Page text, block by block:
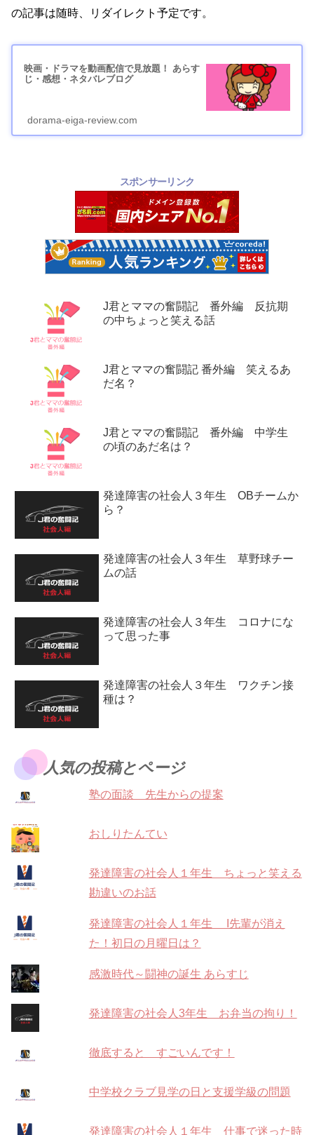
の記事は随時、リダイレクト予定です。
映画・ドラマを動画配信で見放題！ あらす
じ・感想・ネタバレブログ
dorama-eiga-review.com
スポンサーリンク
J君とママの奮闘記 番外編 反抗期
の中ちょっと笑える話
J君とママの奮闘記 番外編 笑えるあ
だ名？
J君とママの奮闘記 番外編 中学生
の頃のあだ名は？
発達障害の社会人３年生 OBチームか
ら？
発達障害の社会人３年生 草野球チー
ムの話
発達障害の社会人３年生 コロナにな
って思った事
発達障害の社会人３年生 ワクチン接
種は？
人気の投稿とページ
塾の面談 先生からの提案
おしりたんてい
発達障害の社会人１年生 ちょっと笑える
勘違いのお話
発達障害の社会人１年生 I先輩が消え
た！初日の月曜日は？
感激時代～闘神の誕生 あらすじ
発達障害の社会人3年生 お弁当の拘り！
徹底すると すごいんです！
中学校クラブ見学の日と支援学級の問題
発達障害の社会人１年生 仕事で迷った時